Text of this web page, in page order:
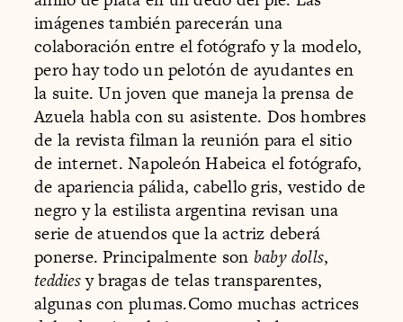
imágenes también parecerán una
colaboración entre el fotógrafo y la modelo,
pero hay todo un pelotón de ayudantes en
la suite. Un joven que maneja la prensa de
Azuela habla con su asistente. Dos hombres
de la revista filman la reunión para el sitio
de internet. Napoleón Habeica el fotógrafo,
de apariencia pálida, cabello gris, vestido de
negro y la estilista argentina revisan una
serie de atuendos que la actriz deberá
ponerse. Principalmente son baby dolls,
teddiesy bragas de telas transparentes,
algunas con plumas.Como muchas actrices